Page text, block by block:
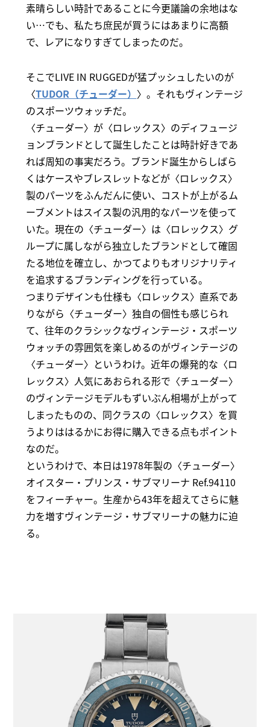
素晴らしい時計であることに今更議論の余地はな
い…でも、私たち庶民が買うにはあまりに高額
で、レアになりすぎてしまったのだ。
そこでLIVE IN RUGGEDが猛プッシュしたいのが
〈TUDOR（チューダー） 〉。それもヴィンテージ
のスポーツウォッチだ。
〈チューダー〉が〈ロレックス〉のディフュージ
ョンブランドとして誕生したことは時計好きであ
れば周知の事実だろう。ブランド誕生からしばら
くはケースやブレスレットなどが〈ロレックス〉
製のパーツをふんだんに使い、コストが上がるム
ーブメントはスイス製の汎用的なパーツを使って
いた。現在の〈チューダー〉は〈ロレックス〉グ
ループに属しながら独立したブランドとして確固
たる地位を確立し、かつてよりもオリジナリティ
を追求するブランディングを行っている。
つまりデザインも仕様も〈ロレックス〉直系であ
りながら〈チューダー〉独自の個性も感じられ
て、往年のクラシックなヴィンテージ・スポーツ
ウォッチの雰囲気を楽しめるのがヴィンテージの
〈チューダー〉というわけ。近年の爆発的な〈ロ
レックス〉人気にあおられる形で〈チューダー〉
のヴィンテージモデルもずいぶん相場が上がって
しまったものの、同クラスの〈ロレックス〉を買
うよりははるかにお得に購入できる点もポイント
なのだ。
というわけで、本日は1978年製の〈チューダー〉
オイスター・プリンス・サブマリーナ Ref.94110
をフィーチャー。生産から43年を超えてさらに魅
力を増すヴィンテージ・サブマリーナの魅力に迫
る。